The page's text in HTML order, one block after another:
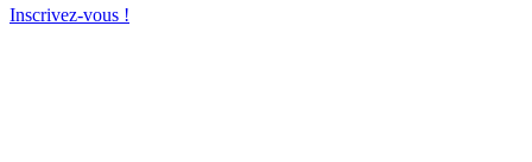
Inscrivez-vous !